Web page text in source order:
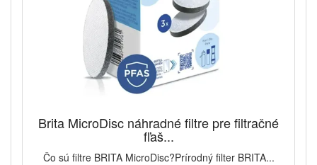
Brita MicroDisc náhradné filtre pre filtračné
fľaš...
Čo sú filtre BRITA MicroDisc?Prírodný filter BRITA...